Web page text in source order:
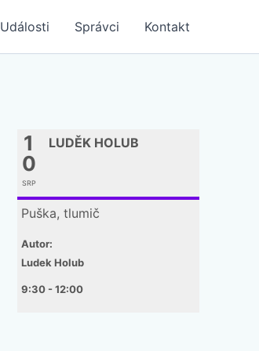
Události Správci Kontakt
1
0
SRP
LUDĚK HOLUB
Puška, tlumič
Autor:
Ludek Holub
9:30 - 12:00